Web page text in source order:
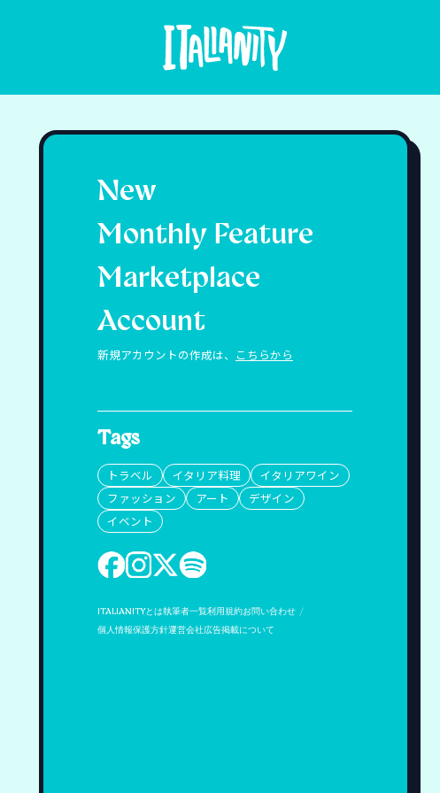
New
Monthly Feature
Marketplace
Account
新規アカウントの作成は、 こちらから
Tags
トラベル イタリア料理
イタリアワイン
ファッション
アート
デザイン
イベント
ITALIANITYとは執筆者一覧利用規約お問い合わせ
個人情報保護方針運営会社広告掲載について